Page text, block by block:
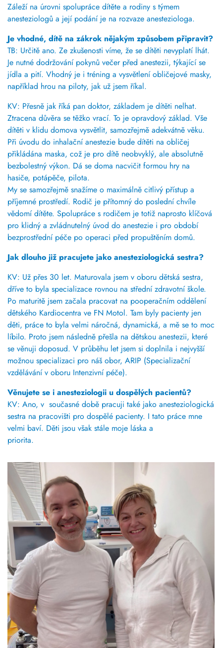
Záleží na úrovni spolupráce dítěte a rodiny s týmem
anesteziologů a její podání je na rozvaze anesteziologa.
Je vhodné, dítě na zákrok nějakým způsobem připravit?
TB: Určitě ano. Ze zkušenosti víme, že se dítěti nevyplatí lhát.
Je nutné dodržování pokynů večer před anestezii, týkající se
jídla a pití. Vhodný je i tréning a vysvětlení obličejové masky,
například hrou na piloty, jak už jsem říkal.
KV: Přesně jak říká pan doktor, základem je dítěti nelhat.
Ztracena důvěra se těžko vrací. To je opravdový základ. Vše
dítěti v klidu domova vysvětlit, samozřejmě adekvátně věku.
Při úvodu do inhalační anestezie bude dítěti na obličej
přikládána maska, což je pro dítě neobvyklý, ale absolutně
bezbolestný výkon. Dá se doma nacvičit formou hry na
hasiče, potápěče, pilota.
My se samozřejmě snažíme o maximálně citlivý přístup a
příjemné prostředí. Rodič je přítomný do poslední chvíle
vědomí dítěte. Spolupráce s rodičem je totiž naprosto klíčová
pro klidný a zvládnutelný úvod do anestezie i pro období
bezprostřední péče po operaci před propuštěním domů.
Jak dlouho již pracujete jako anesteziologická sestra?
KV: Už přes 30 let. Maturovala jsem v oboru dětská sestra,
dříve to byla specializace rovnou na střední zdravotní škole.
Po maturitě jsem začala pracovat na pooperačním oddělení
dětského Kardiocentra ve FN Motol. Tam byly pacienty jen
děti, práce to byla velmi náročná, dynamická, a mě se to moc
líbilo. Proto jsem následně přešla na dětskou anestezii, které
se věnuji doposud. V průběhu let jsem si doplnila i nejvyšší
možnou specializaci pro náš obor, ARIP (Specializační
vzdělávání v oboru Intenzivní péče).
Věnujete se i anesteziologii u dospělých pacientů?
KV: Ano, v současné době pracuji také jako anesteziologická
sestra na pracovišti pro dospělé pacienty. I tato práce mne
velmi baví. Děti jsou však stále moje láska a
priorita.